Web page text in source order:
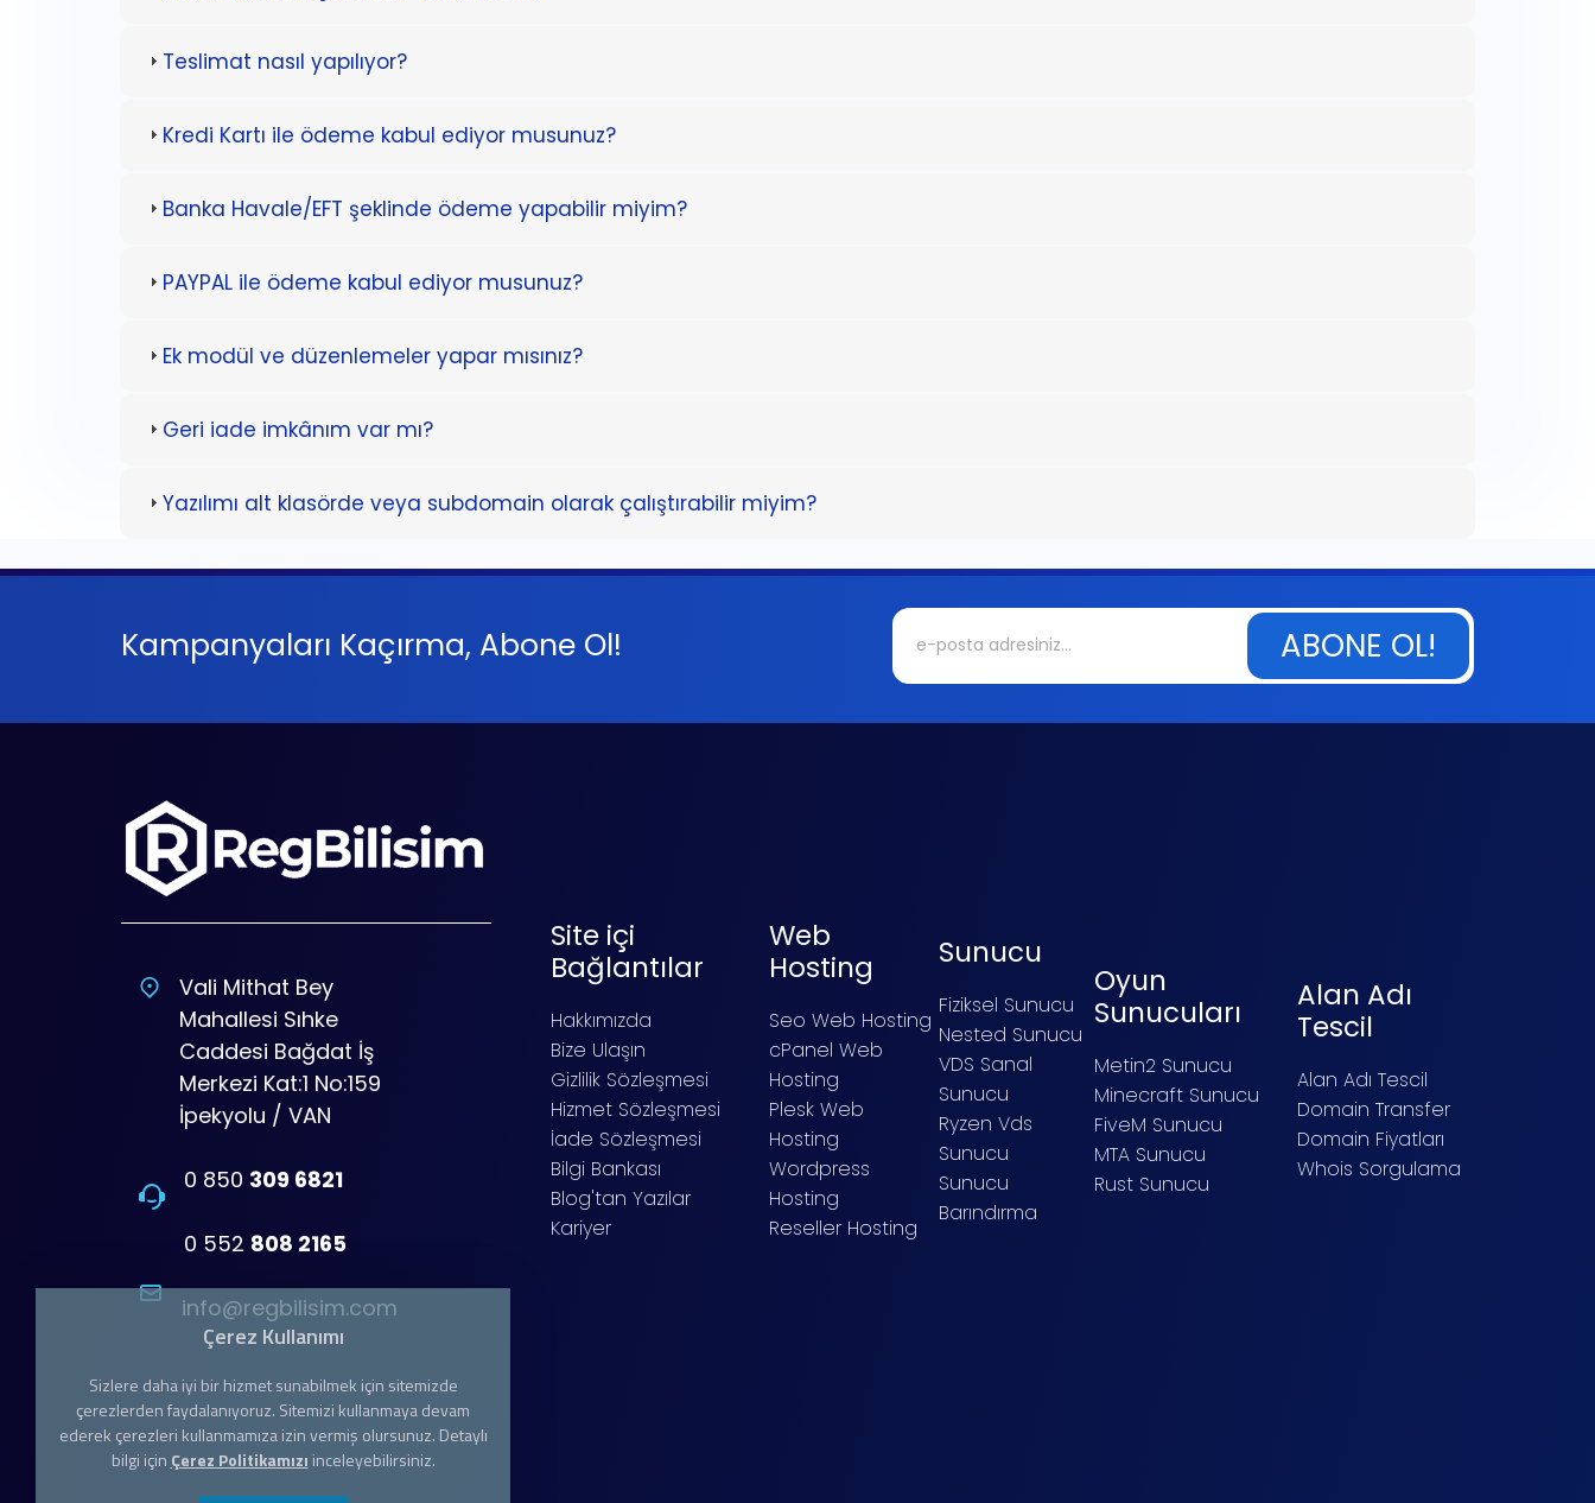
Teslimat nasıl yapılıyor?
Kredi Kartı ile ödeme kabul ediyor musunuz?
Banka Havale/EFT şeklinde ödeme yapabilir miyim?
PAYPAL ile ödeme kabul ediyor musunuz?
Ek modül ve düzenlemeler yapar mısınız?
Geri iade imkânım var mı?
Yazılımı alt klasörde veya subdomain olarak çalıştırabilir miyim?
Kampanyaları Kaçırma, Abone Ol! ABONE OL!
Vali Mithat Bey
Mahallesi Sıhke
Caddesi Bağdat İş
Merkezi Kat:1 No:159
İpekyolu / VAN
0 850 309 6821
0 552 808 2165
info@regbilisim.com
Site içi
Bağlantılar
Hakkımızda
Bize Ulaşın
Gizlilik Sözleşmesi
Hizmet Sözleşmesi
İade Sözleşmesi
Bilgi Bankası
Blog'tan Yazılar
Kariyer
Web
Hosting
Seo Web Hosting
cPanel Web
Hosting
Plesk Web
Hosting
Wordpress
Hosting
Reseller Hosting
Sunucu
Fiziksel Sunucu
Nested Sunucu
VDS Sanal
Sunucu
Ryzen Vds
Sunucu
Sunucu
Barındırma
Oyun
Sunucuları
Metin2 Sunucu
Minecraft Sunucu
FiveM Sunucu
MTA Sunucu
Rust Sunucu
Alan Adı
Tescil
Alan Adı Tescil
Domain Transfer
Domain Fiyatları
Whois Sorgulama
Çerez Kullanımı
Sizlere daha iyi bir hizmet sunabilmek için sitemizde
çerezlerden faydalanıyoruz. Sitemizi kullanmaya devam
ederek çerezleri kullanmamıza izin vermiş olursunuz. Detaylı
bilgi için Çerez Politikamızı inceleyebilirsiniz.